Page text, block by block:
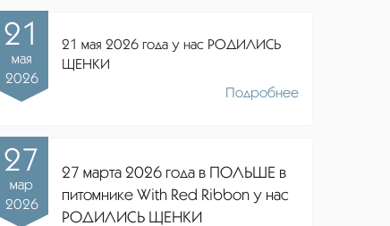
21
мая
2026
21 мая 2026 года у нас РОДИЛИСЬ
ЩЕНКИ
Подробнее
27
мар
2026
27 марта 2026 года в ПОЛЬШЕ в
питомнике With Red Ribbon у нас
РОДИЛИСЬ ЩЕНКИ